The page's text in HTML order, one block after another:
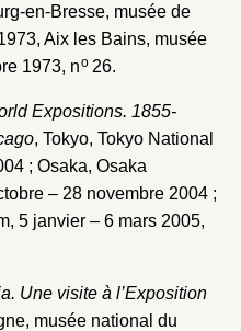
en-Bresse, musée de
Aix les Bains, musée
1973, no26.
Expositions. 1855-
, Tokyo, Tokyo National
; Osaka, Osaka
– 28 novembre 2004 ;
5 janvier – 6 mars 2005,
Une visite à l’Exposition
musée national du